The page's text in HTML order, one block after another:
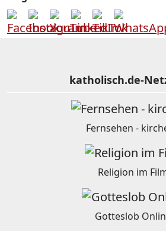
katholisch.de-
Fernsehen -
Religion im
Gotteslob